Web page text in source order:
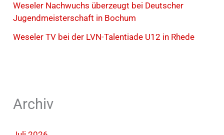
Weseler Nachwuchs überzeugt bei Deutscher
Jugendmeisterschaft in Bochum
Weseler TV bei der LVN-Talentiade U12 in Rhede
Archiv